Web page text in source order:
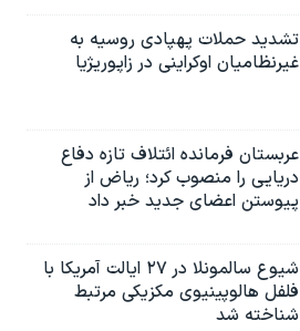
تشدید حملات پهپادی روسیه به
غیرنظامیان اوکراینی در زاپوریژیا
عربستان فرمانده ائتلاف تازه دفاع
دریایی را منصوب کرد؛ ریاض از
پیوستن اعضای جدید خبر داد
شیوع سالمونلا در ۲۷ ایالت آمریکا با
فلفل هالوپینیوی مکزیکی مرتبط
شناخته شد